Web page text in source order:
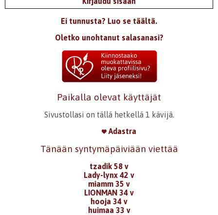
Ei tunnusta? Luo se täältä.
Oletko unohtanut salasanasi?
Paikalla olevat käyttäjät
Sivustollasi on tällä hetkellä 1 kävijä.
Adastra
Tänään syntymäpäiviään viettää
tzadik 58 v
Lady-lynx 42 v
miamm 35 v
LIONMAN 34 v
hooja 34 v
huimaa 33 v